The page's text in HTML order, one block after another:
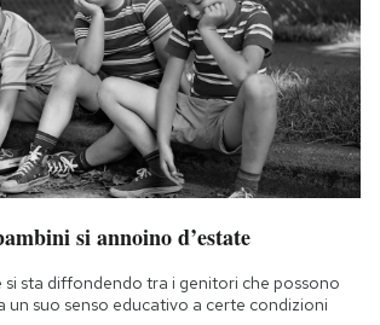
si annoino d’estate
si sta diffondendo tra i genitori che possono
un suo senso educativo a certe condizioni